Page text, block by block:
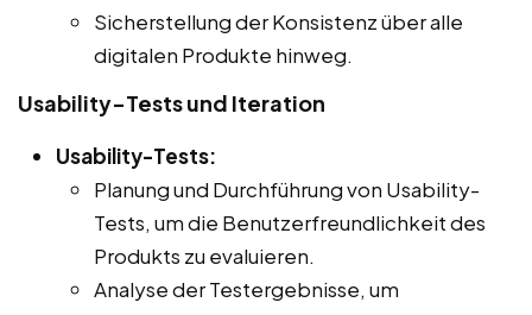
Sicherstellung der Konsistenz über alle
digitalen Produkte hinweg.
Usability-Tests und Iteration
Usability-Tests:
Planung und Durchführung von Usability-
Tests, um die Benutzerfreundlichkeit des
Produkts zu evaluieren.
Analyse der Testergebnisse, um